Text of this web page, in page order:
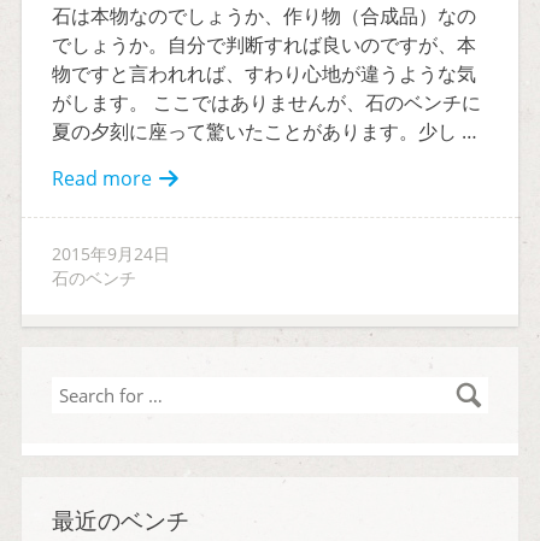
石は本物なのでしょうか、作り物（合成品）なの
でしょうか。自分で判断すれば良いのですが、本
物ですと言われれば、すわり心地が違うような気
がします。 ここではありませんが、石のベンチに
夏の夕刻に座って驚いたことがあります。少し …
Read more
2015年9月24日
石のベンチ
Search
最近のベンチ